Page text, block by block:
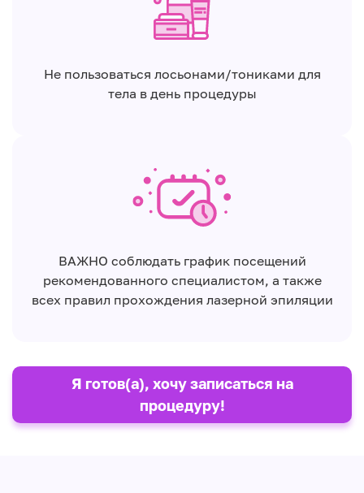
Не пользоваться лосьонами/тониками для
тела в день процедуры
ВАЖНО соблюдать график посещений
рекомендованного специалистом, а также
всех правил прохождения лазерной эпиляции
Я готов(а), хочу записаться на
процедуру!